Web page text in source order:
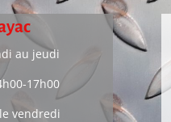
au jeudi
17h00
vendredi